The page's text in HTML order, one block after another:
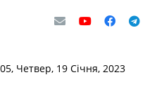
Четвер, 19 Січня, 2023